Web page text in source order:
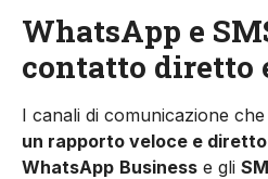
WhatsApp e
contatto diretto
I canali di comunicazione
un rapporto veloce e
WhatsApp Business e gli